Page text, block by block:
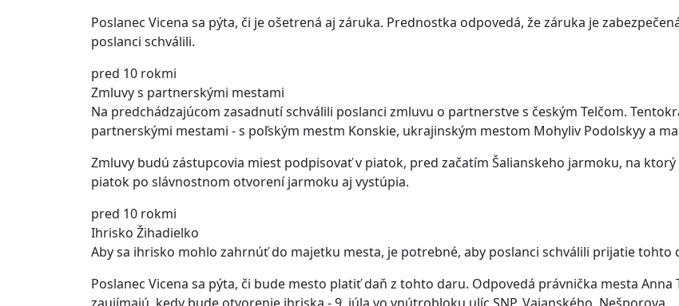
Poslanec Vicena sa pýta, či je ošetrená aj záruka. Prednostka odpovedá, že záruka je
poslanci schválili.
pred 10 rokmi
Zmluvy s partnerskými mestami
Na predchádzajúcom zasadnutí schválili poslanci zmluvu o partnerstve s českým Telčom.
partnerskými mestami - s poľským mestm Konskie, ukrajinským mestom Mohyliv Podolskyy a
Zmluvy budú zástupcovia miest podpisovať v piatok, pred začatím Šalianskeho jarmoku, na
piatok po slávnostnom otvorení jarmoku aj vystúpia.
pred 10 rokmi
Ihrisko Žihadielko
Aby sa ihrisko mohlo zahrnúť do majetku mesta, je potrebné, aby poslanci schválili prijatie tohto
Poslanec Vicena sa pýta, či bude mesto platiť daň z tohto daru. Odpovedá právnička mesta